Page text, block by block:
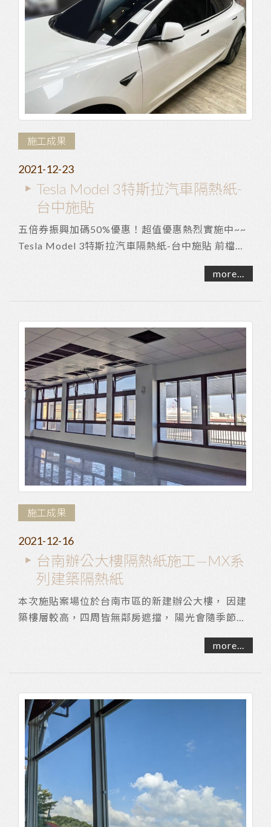
施工成果
2021-12-23
Tesla Model 3特斯拉汽車隔熱紙-
台中施貼
五倍券振興加碼50%優惠！超值優惠熱烈實施中~~
Tesla Model 3特斯拉汽車隔熱紙-台中施貼 前檔
more...
施工成果
2021-12-16
台南辦公大樓隔熱紙施工—MX系
列建築隔熱紙
本次施貼案場位於台南市區的新建辦公大樓， 因建
築樓層較高，四周皆無鄰房遮擋， 陽光會隨季節造
more...